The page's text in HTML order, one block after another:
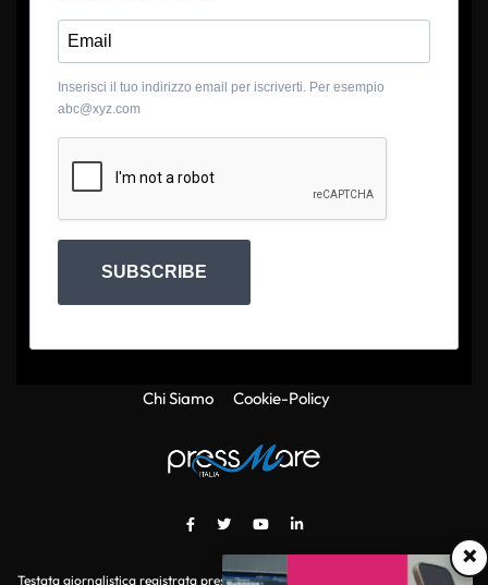
×
Inserisci il tuo indirizzo email per iscriverti. Per esempio
abc@xyz.com
SUBSCRIBE
Chi Siamo Cookie-Policy
Testata giornalistica registrata presso il Tribunale di Roma con autorizzazione